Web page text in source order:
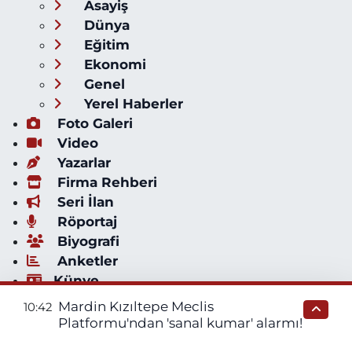
Asayiş
Dünya
Eğitim
Ekonomi
Genel
Yerel Haberler
Foto Galeri
Video
Yazarlar
Firma Rehberi
Seri İlan
Röportaj
Biyografi
Anketler
Künye
İletişim
Servisler
10:42 Mardin Kızıltepe Meclis
Platformu'ndan 'sanal kumar' alarmı!